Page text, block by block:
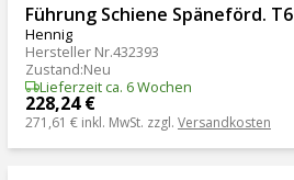
Führung Schiene Späneförd. T6
Hennig
Hersteller Nr.432393
Zustand:Neu
Lieferzeit ca. 6 Wochen
228,24 €
271,61 € inkl. MwSt. zzgl. Versandkosten